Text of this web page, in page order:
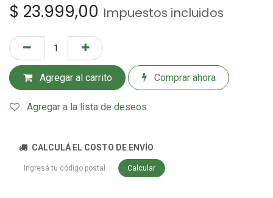
$ 23.999,00 Impuestos incluidos
Agregar al carrito Comprar ahora
Agregar a la lista de deseos
CALCULÁ EL COSTO DE ENVÍO
Calcular